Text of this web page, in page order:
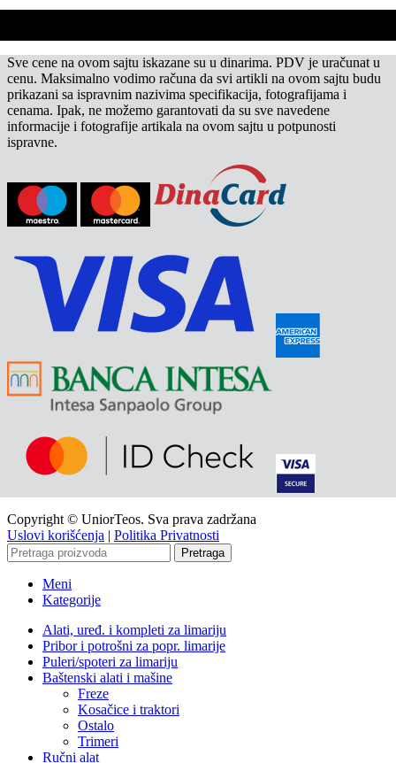
Sve cene na ovom sajtu iskazane su u dinarima. PDV je uračunat u
cenu. Maksimalno vodimo računa da svi artikli na ovom sajtu budu
prikazani sa ispravnim nazivima specifikacija, fotografijama i
cenama. Ipak, ne možemo garantovati da su sve navedene
informacije i fotografije artikala na ovom sajtu u potpunosti
ispravne.
Copyright © UniorTeos. Sva prava zadržana
Uslovi korišćenja | Politika Privatnosti
Pretraga
Meni
Kategorije
Alati, uređ. i kompleti za limariju
Pribor i potrošni za popr. limarije
Puleri/spoteri za limariju
Baštenski alati i mašine
Freze
Kosačice i traktori
Ostalo
Trimeri
Ručni alat